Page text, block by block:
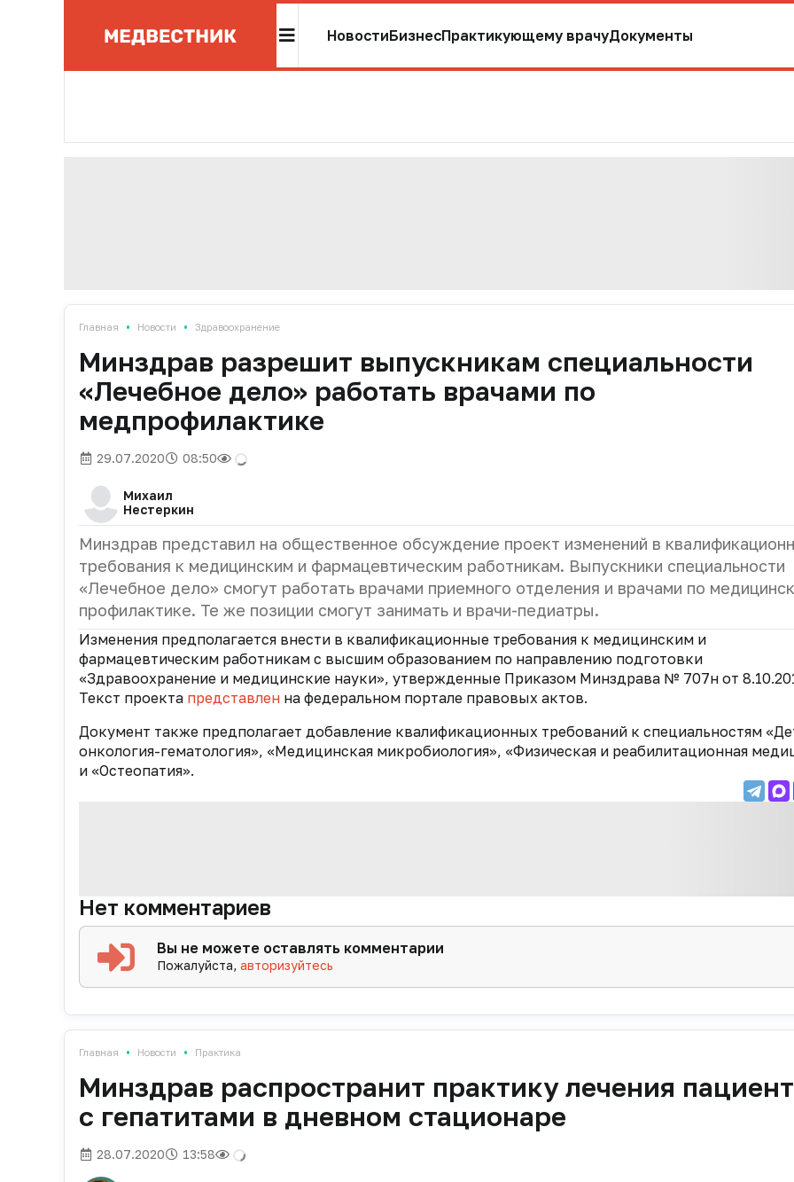
НовостиБизнесПрактикующему врачуДокументы
Главная • Новости • Здравоохранение
Минздрав разрешит выпускникам специальности
«Лечебное дело» работать врачами по
медпрофилактике
29.07.2020 08:50
Михаил
Нестеркин
Минздрав представил на общественное обсуждение проект изменений в
требования к медицинским и фармацевтическим работникам. Выпускники специальности
«Лечебное дело» смогут работать врачами приемного отделения и врачами по
профилактике. Те же позиции смогут занимать и врачи-педиатры.
Изменения предполагается внести в квалификационные требования к медицинским и
фармацевтическим работникам с высшим образованием по направлению подготовки
«Здравоохранение и медицинские науки», утвержденные Приказом Минздрава № 707н от
Текст проекта представлен на федеральном портале правовых актов.
Документ также предполагает добавление квалификационных требований к специальностям
онкология-гематология», «Медицинская микробиология», «Физическая и реабилитационная
и «Остеопатия».
Нет комментариев
Вы не можете оставлять комментарии
Пожалуйста,авторизуйтесь
Главная • Новости • Практика
Минздрав распространит практику лечения
с гепатитами в дневном стационаре
28.07.2020 13:58